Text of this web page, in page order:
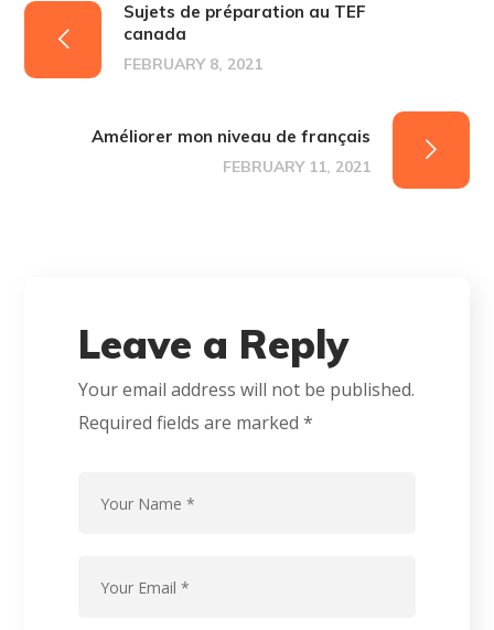
Sujets de préparation au TEF
canada
FEBRUARY 8, 2021
Améliorer mon niveau de français
FEBRUARY 11, 2021
Leave a Reply
Your email address will not be published.
Required fields are marked*